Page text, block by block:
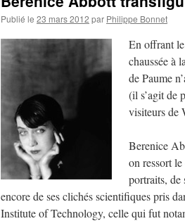
Publié le 23 mars 2012 par Philippe Bonnet
En offrant
chaussée à
de Paume
(il s’agit de
visiteurs de
Berenice
on ressort
portraits, de
encore de ses clichés scientifiques pris
Institute of Technology, celle qui fut